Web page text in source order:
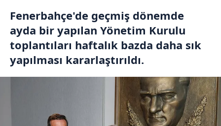
Fenerbahçe'de geçmiş dönemde
ayda bir yapılan Yönetim Kurulu
toplantıları haftalık bazda daha sık
yapılması kararlaştırıldı.